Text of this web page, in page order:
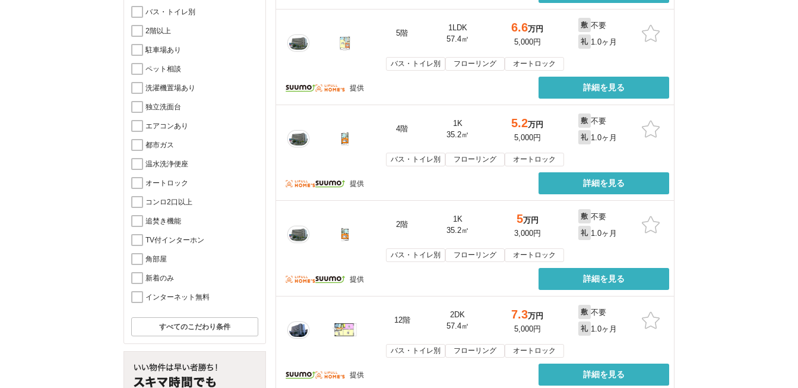
バス・トイレ別
2階以上
駐車場あり
ペット相談
洗濯機置場あり
独立洗面台
エアコンあり
都市ガス
温水洗浄便座
オートロック
コンロ2口以上
追焚き機能
TV付インターホン
角部屋
新着のみ
インターネット無料
すべてのこだわり条件
5階
1LDK
57.4㎡
6.6万円
5,000円
敷 不要
礼 1.0ヶ月
バス・トイレ別 フローリング オートロック
提供 詳細を見る
4階
1K
35.2㎡
5.2万円
5,000円
敷 不要
礼 1.0ヶ月
バス・トイレ別 フローリング オートロック
提供 詳細を見る
2階
1K
35.2㎡
5万円
3,000円
敷 不要
礼 1.0ヶ月
バス・トイレ別 フローリング オートロック
提供 詳細を見る
12階
2DK
57.4㎡
7.3万円
5,000円
敷 不要
礼 1.0ヶ月
バス・トイレ別 フローリング オートロック
提供 詳細を見る